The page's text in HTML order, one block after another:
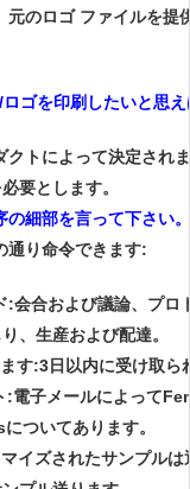
元のロゴ ファイルを提
ゴを印刷したいと思
トによって決定され
要とします。
の細部を言って下さい。
通り命令できます:
会合および議論、プロ
、生産および配達。
す:3日以内に受け取ら
電子メールによって
ついてあります。
イズされたサンプル